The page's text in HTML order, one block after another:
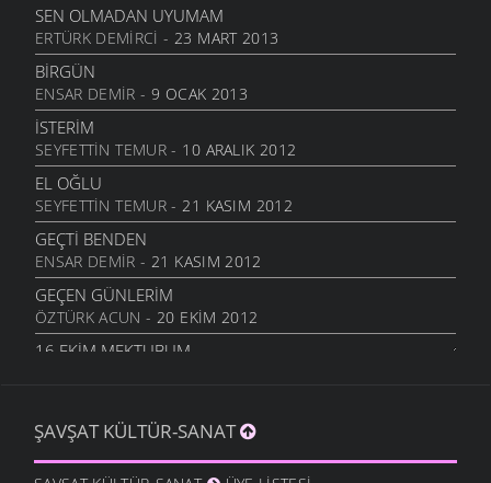
MEDENIYET IÇIN INDILER ŞEHIRE
30 MART 2009
SEÇIM DEDIKLERI
30 MART 2009
ANADOLU
24 MART 2009
VASIYET
11 MART 2009
MEMLEKETIMIN DAĞLARI
9 MART 2009
HASAN HOCAYA
9 MART 2009
HASRET
5 MART 2009
SEN OLMADAN UYUMAM
ERTÜRK DEMIRCI - 23 MART 2013
BIRGÜN
ENSAR DEMIR - 9 OCAK 2013
İSTERIM
SEYFETTIN TEMUR- 10 ARALIK 2012
EL OĞLU
SEYFETTIN TEMUR- 21 KASIM 2012
GEÇTI BENDEN
ENSAR DEMIR - 21 KASIM 2012
GEÇEN GÜNLERIM
ÖZTÜRK ACUN - 20 EKIM 2012
16.EKIM MEKTUBUM
KIBAR ALTUNAL- 5 EKIM 2012
BAHTINA KÜSME
ŞAVŞAT KÜLTÜR-SANAT